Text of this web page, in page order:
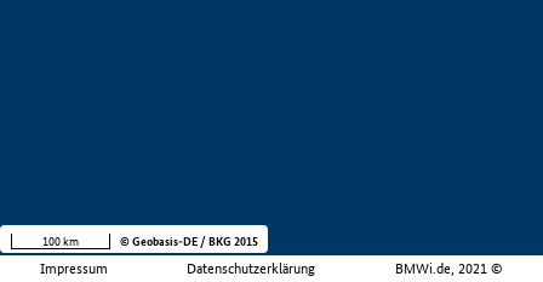
Impressum Datenschutzerklärung BMWi.de, 2021 ©
100 km © Geobasis-DE / BKG 2015